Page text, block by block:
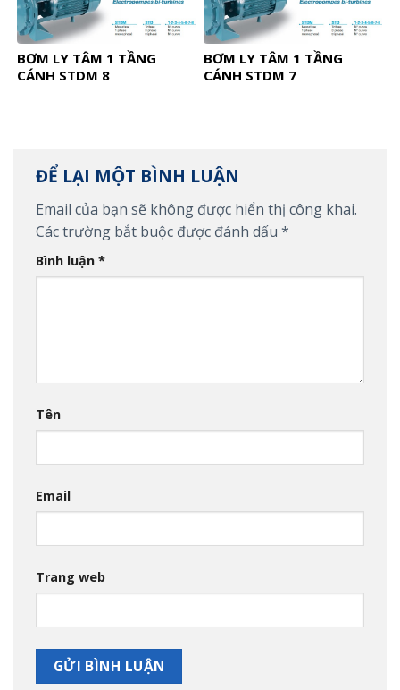
BƠM LY TÂM 1 TẦNG
CÁNH STDM 8
BƠM LY TÂM 1 TẦNG
CÁNH STDM 7
ĐỂ LẠI MỘT BÌNH LUẬN
Email của bạn sẽ không được hiển thị công khai.
Các trường bắt buộc được đánh dấu *
Bình luận *
Tên
Email
Trang web